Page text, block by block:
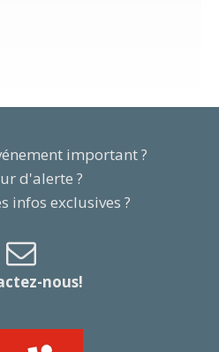
important ?
d'alerte ?
infos exclusives ?
nous!